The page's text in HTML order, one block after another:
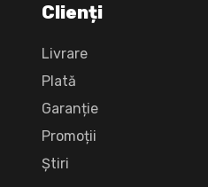
Clienți
Livrare
Plată
Garanție
Promoții
Știri